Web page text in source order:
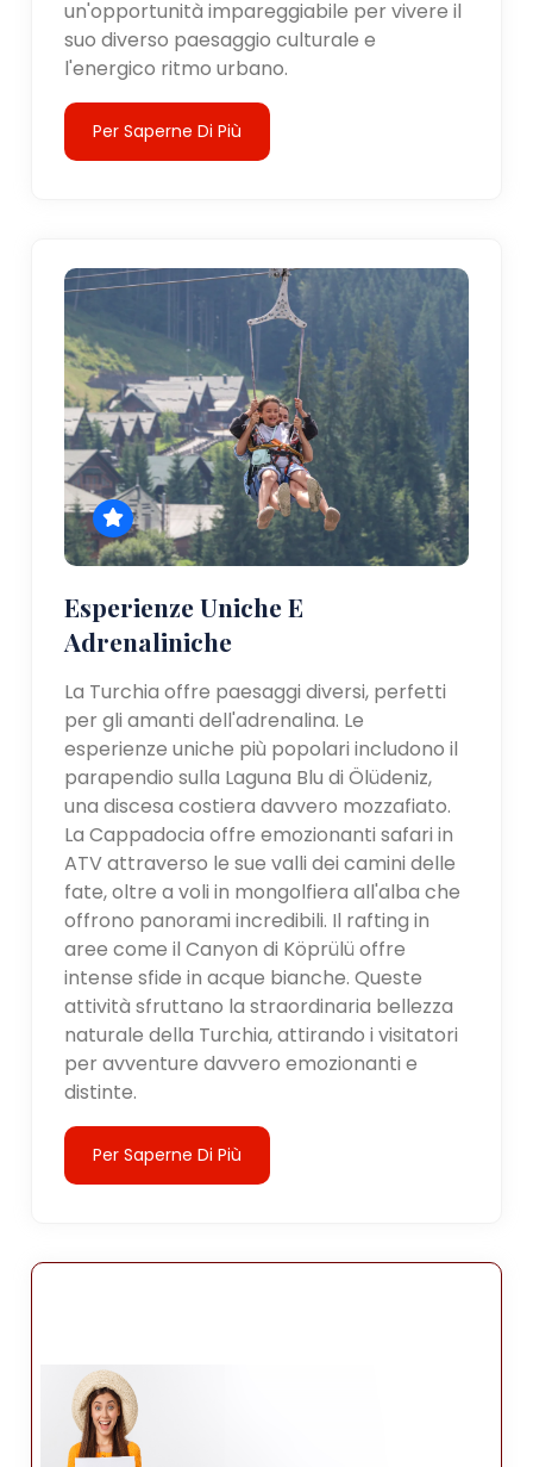
un'opportunità impareggiabile per vivere il
suo diverso paesaggio culturale e
l'energico ritmo urbano.
Per Saperne Di Più
Esperienze Uniche E
Adrenaliniche
La Turchia offre paesaggi diversi, perfetti
per gli amanti dell'adrenalina. Le
esperienze uniche più popolari includono il
parapendio sulla Laguna Blu di Ölüdeniz,
una discesa costiera davvero mozzafiato.
La Cappadocia offre emozionanti safari in
ATV attraverso le sue valli dei camini delle
fate, oltre a voli in mongolfiera all'alba che
offrono panorami incredibili. Il rafting in
aree come il Canyon di Köprülü offre
intense sfide in acque bianche. Queste
attività sfruttano la straordinaria bellezza
naturale della Turchia, attirando i visitatori
per avventure davvero emozionanti e
distinte.
Per Saperne Di Più